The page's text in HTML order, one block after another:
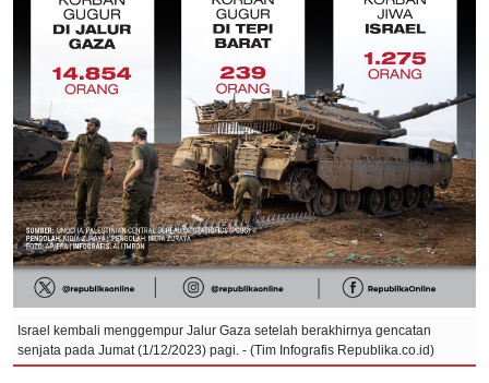
Israel kembali menggempur Jalur Gaza setelah berakhirnya gencatan
senjata pada Jumat (1/12/2023) pagi. - (Tim Infografis Republika.co.id)